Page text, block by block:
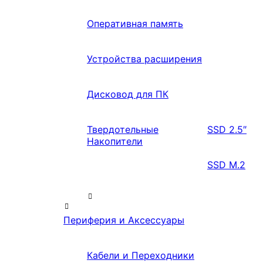
Оперативная память
Устройства расширения
Дисковод для ПК
Твердотельные
Накопители
SSD 2.5″
SSD M.2
Периферия и Аксессуары
Кабели и Переходники